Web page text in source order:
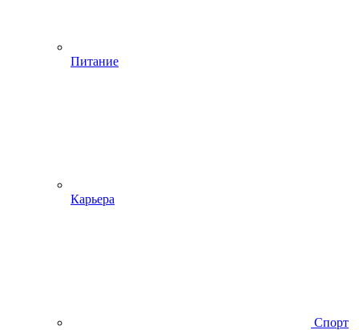
Питание
Карьера
Спорт